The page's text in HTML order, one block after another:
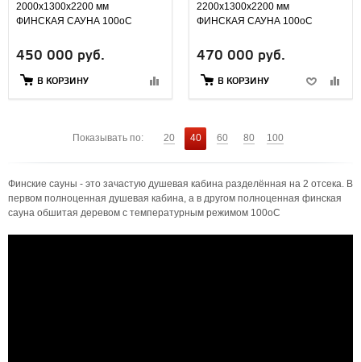
2000х1300х2200 мм
ФИНСКАЯ САУНА 100оС
450 000 руб.
В КОРЗИНУ
2200х1300х2200 мм
ФИНСКАЯ САУНА 100оС
470 000 руб.
В КОРЗИНУ
Показывать по: 20 40 60 80 100
Финские сауны - это зачастую душевая кабина разделённая на 2 отсека. В
первом полноценная душевая кабина, а в другом полноценная финская
сауна обшитая деревом с температурным режимом 100оС